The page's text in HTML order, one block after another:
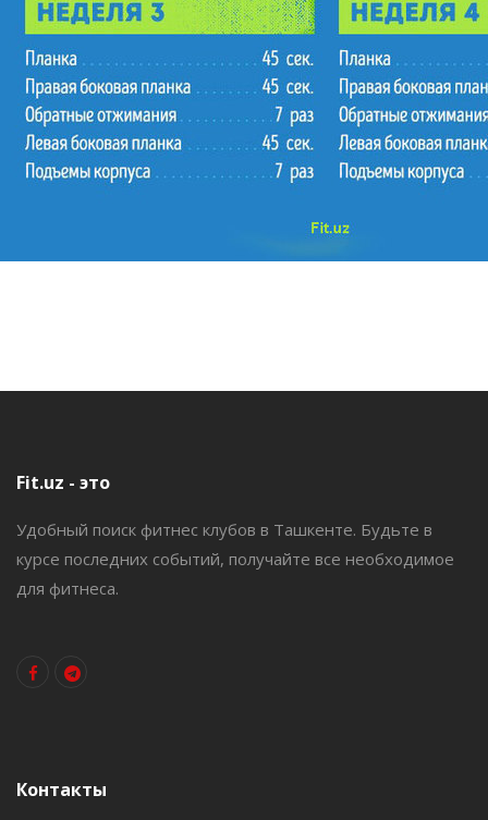
Fit.uz - это
Удобный поиск фитнес клубов в Ташкенте. Будьте в
курсе последних событий, получайте все необходимое
для фитнеса.
Контакты